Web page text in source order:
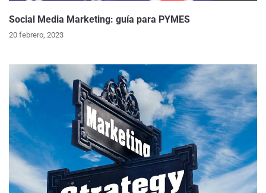
Social Media Marketing: guía para PYMES
20 febrero, 2023